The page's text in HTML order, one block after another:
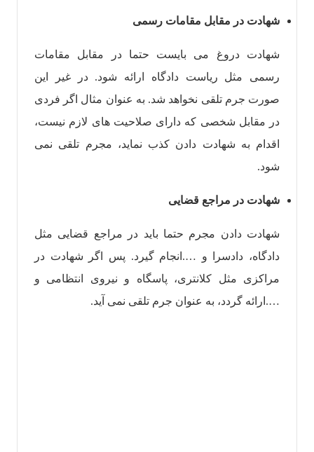
شهادت در مقابل مقامات رسمی
شهادت دروغ می بايست حتما در مقابل مقامات
رسمی مثل ریاست دادگاه ارائه شود. در غیر این
صورت جرم تلقی نخواهد شد. به عنوان مثال اگر فردی
در مقابل شخصی که دارای صلاحیت های لازم نیست،
اقدام به شهادت دادن کذب نماید، مجرم تلقی نمی
شود.
شهادت در مراجع قضایی
شهادت دادن مجرم حتما باید در مراجع قضایی مثل
دادگاه، دادسرا و ….انجام گیرد. پس اگر شهادت در
مراکزی مثل کلانتری، پاسگاه و نیروی انتظامی و
….ارائه گردد، به عنوان جرم تلقی نمی آید.